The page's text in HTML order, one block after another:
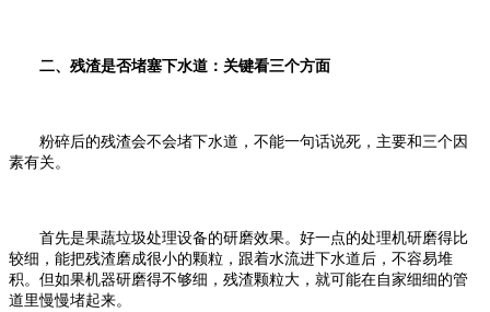
二、残渣是否堵塞下水道：关键看三个方面
粉碎后的残渣会不会堵下水道，不能一句话说死，主要和三个因
素有关。
首先是果蔬垃圾处理设备的研磨效果。好一点的处理机研磨得比
较细，能把残渣磨成很小的颗粒，跟着水流进下水道后，不容易堆
积。但如果机器研磨得不够细，残渣颗粒大，就可能在自家细细的管
道里慢慢堵起来。